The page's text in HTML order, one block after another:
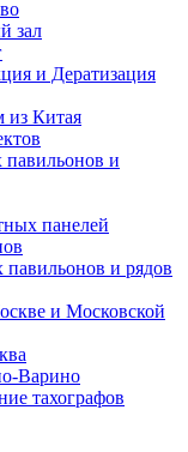
зал
и Дератизация
из Китая
павильонов и
панелей
павильонов и рядов
и Московской
Варино
тахографов